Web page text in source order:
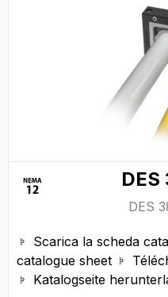
DES
 Scarica la scheda
catalogue sheet

 Katalogseite